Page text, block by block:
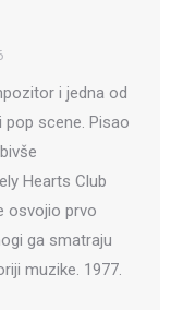
i jedna od
pop scene. Pisao
Hearts Club
osvojio prvo
ga smatraju
muzike. 1977.